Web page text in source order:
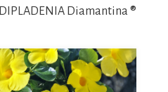
DIPLADENIA Diamantina ®